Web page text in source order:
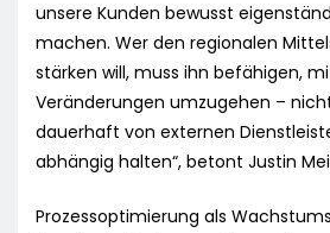
unsere Kunden bewusst
machen. Wer den regionalen
stärken will, muss ihn befähigen,
Veränderungen umzugehen –
dauerhaft von externen
abhängig halten“, betont Justin
Prozessoptimierung als